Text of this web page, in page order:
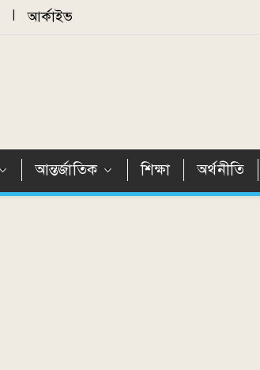
আর্কাইভ
আন্তর্জাতিক শিক্ষা অর্থনীতি